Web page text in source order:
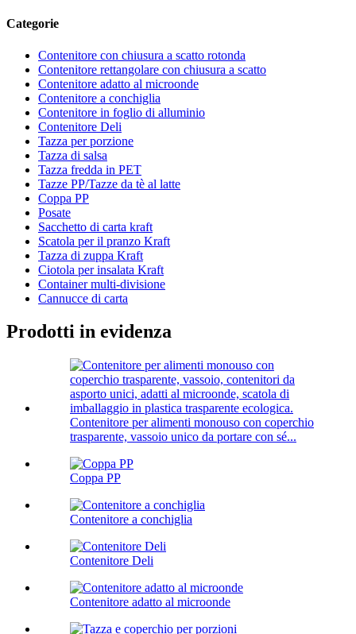
Categorie
Contenitore con chiusura a scatto rotonda
Contenitore rettangolare con chiusura a scatto
Contenitore adatto al microonde
Contenitore a conchiglia
Contenitore in foglio di alluminio
Contenitore Deli
Tazza per porzione
Tazza di salsa
Tazza fredda in PET
Tazze PP/Tazze da tè al latte
Coppa PP
Posate
Sacchetto di carta kraft
Scatola per il pranzo Kraft
Tazza di zuppa Kraft
Ciotola per insalata Kraft
Container multi-divisione
Cannucce di carta
Prodotti in evidenza
Contenitore per alimenti monouso con coperchio
trasparente, vassoio unico da portare con sé...
Coppa PP
Contenitore a conchiglia
Contenitore Deli
Contenitore adatto al microonde